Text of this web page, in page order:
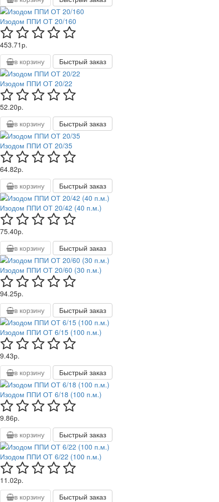
Изодом ППИ ОТ 20/160
453.71р.
в корзину
Быстрый заказ
Изодом ППИ ОТ 20/22
52.20р.
в корзину
Быстрый заказ
Изодом ППИ ОТ 20/35
64.82р.
в корзину
Быстрый заказ
Изодом ППИ ОТ 20/42 (40 п.м.)
75.40р.
в корзину
Быстрый заказ
Изодом ППИ ОТ 20/60 (30 п.м.)
94.25р.
в корзину
Быстрый заказ
Изодом ППИ ОТ 6/15 (100 п.м.)
9.43р.
в корзину
Быстрый заказ
Изодом ППИ ОТ 6/18 (100 п.м.)
9.86р.
в корзину
Быстрый заказ
Изодом ППИ ОТ 6/22 (100 п.м.)
11.02р.
в корзину
Быстрый заказ